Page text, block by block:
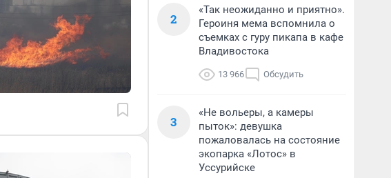
2
«Так неожиданно и приятно».
Героиня мема вспомнила о
съемках с гуру пикапа в кафе
Владивостока
13 966 Обсудить
3
«Не вольеры, а камеры
пыток»: девушка
пожаловалась на состояние
экопарка «Лотос» в
Уссурийске